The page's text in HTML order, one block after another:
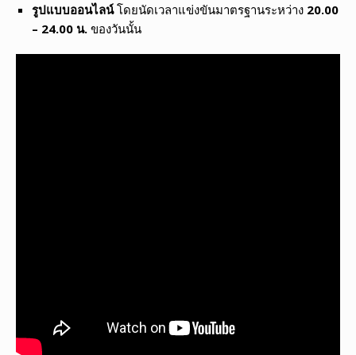
รูปแบบออนไลน์โดยนัดเวลาแข่งขันมาตรฐานระหว่าง 20.00
– 24.00 น. ของวันนั้น